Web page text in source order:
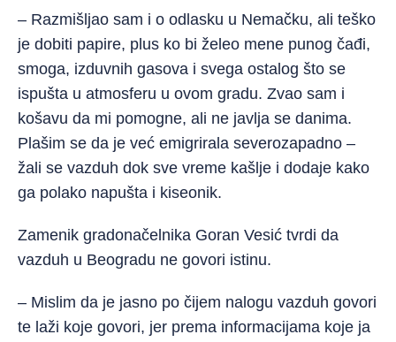
– Razmišljao sam i o odlasku u Nemačku, ali teško
je dobiti papire, plus ko bi želeo mene punog čađi,
smoga, izduvnih gasova i svega ostalog što se
ispušta u atmosferu u ovom gradu. Zvao sam i
košavu da mi pomogne, ali ne javlja se danima.
Plašim se da je već emigrirala severozapadno –
žali se vazduh dok sve vreme kašlje i dodaje kako
ga polako napušta i kiseonik.
Zamenik gradonačelnika Goran Vesić tvrdi da
vazduh u Beogradu ne govori istinu.
– Mislim da je jasno po čijem nalogu vazduh govori
te laži koje govori, jer prema informacijama koje ja